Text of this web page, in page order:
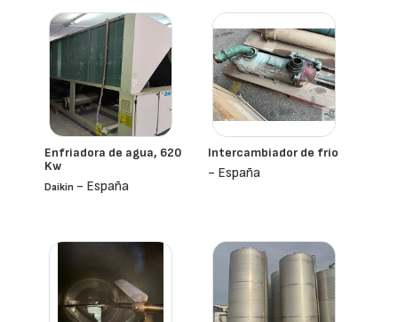
Enfriadora de agua, 620
Kw
Daikin - España
Intercambiador de frío
- España